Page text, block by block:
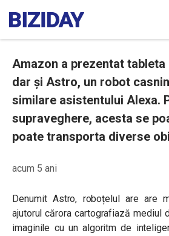
Amazon a prezentat tableta
dar și Astro, un robot
similare asistentului Alexa.
supraveghere, acesta se
poate transporta diverse
acum 5 ani
Denumit Astro, roboțelul are are
ajutorul cărora cartografiază mediul
imaginile cu un algoritm de